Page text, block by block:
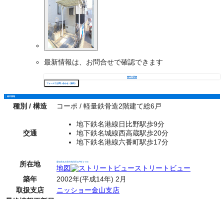
最新情報は、お問合せで確認できます
物件の詳細
フォームでお問い合わせ（無料）
物件情報
種別 / 構造 コーポ / 軽量鉄骨造2階建て総6戸
交通
地下鉄名港線日比野駅歩9分
地下鉄名城線西高蔵駅歩20分
地下鉄名港線六番町駅歩17分
所在地 愛知県名古屋市熱田区切戸町２丁目
地図
ストリートビュー
築年
2002年(平成14年) 2月
取扱支店
ニッショー金山支店